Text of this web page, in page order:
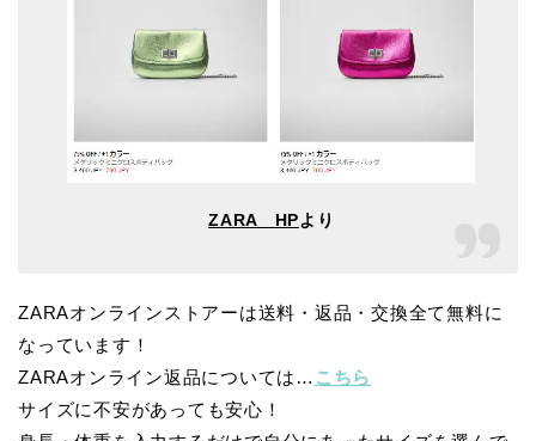
ZARA HP より
ZARAオンラインストアーは送料・返品・交換全て無料に
なっています！
ZARAオンライン返品については… こちら
サイズに不安があっても安心！